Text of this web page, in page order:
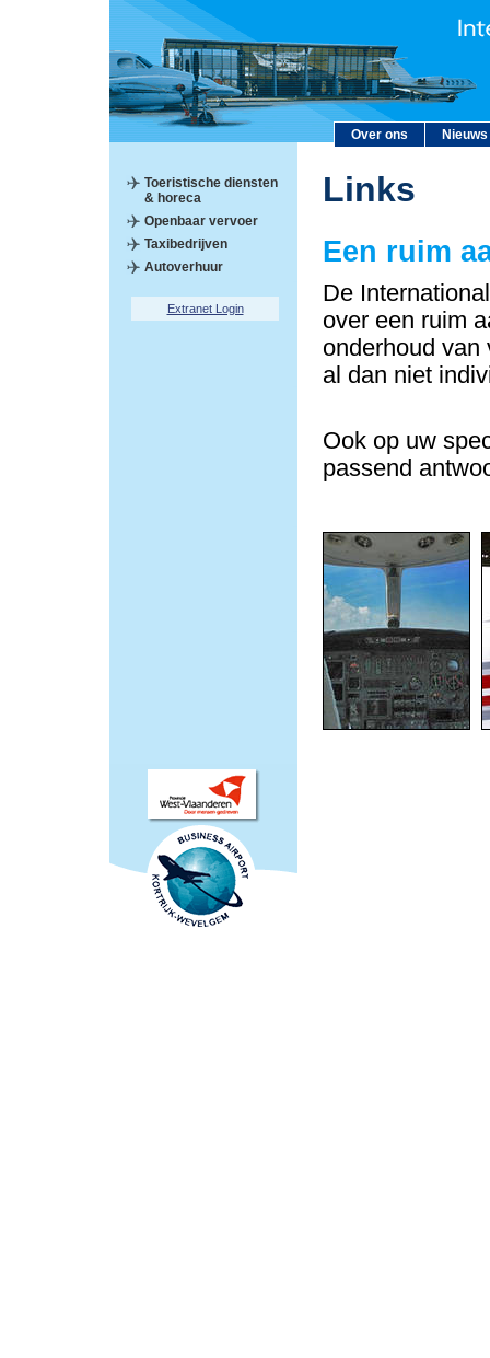
Over ons Nieuws
Toeristische diensten
& horeca
Openbaar vervoer
Taxibedrijven
Autoverhuur
Extranet Login
Links
Een ruim
De
over een ruim
onderhoud van
al dan niet
Ook op uw
passend